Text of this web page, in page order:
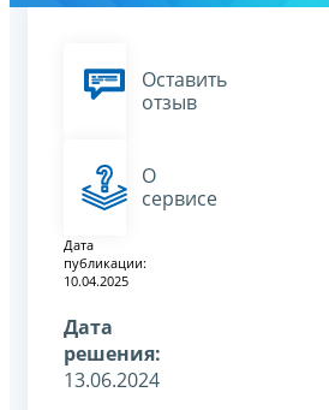
Оставить
отзыв
О
сервисе
Дата
публикации:
10.04.2025
Дата
решения:
13.06.2024